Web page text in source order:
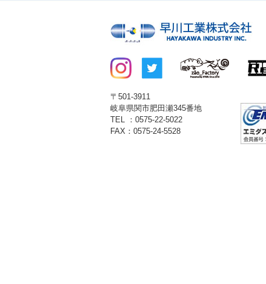
〒501-3911
岐阜県関市肥田瀬345番地
TEL ：0575-22-5022
FAX：0575-24-5528